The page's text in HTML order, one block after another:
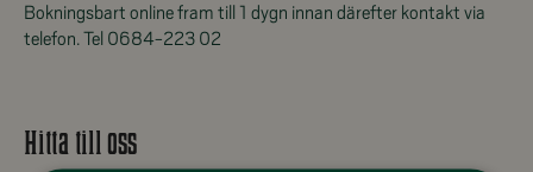
Bokningsbart online fram till 1 dygn innan därefter kontakt via
telefon. Tel 0684-223 02
Hitta till oss